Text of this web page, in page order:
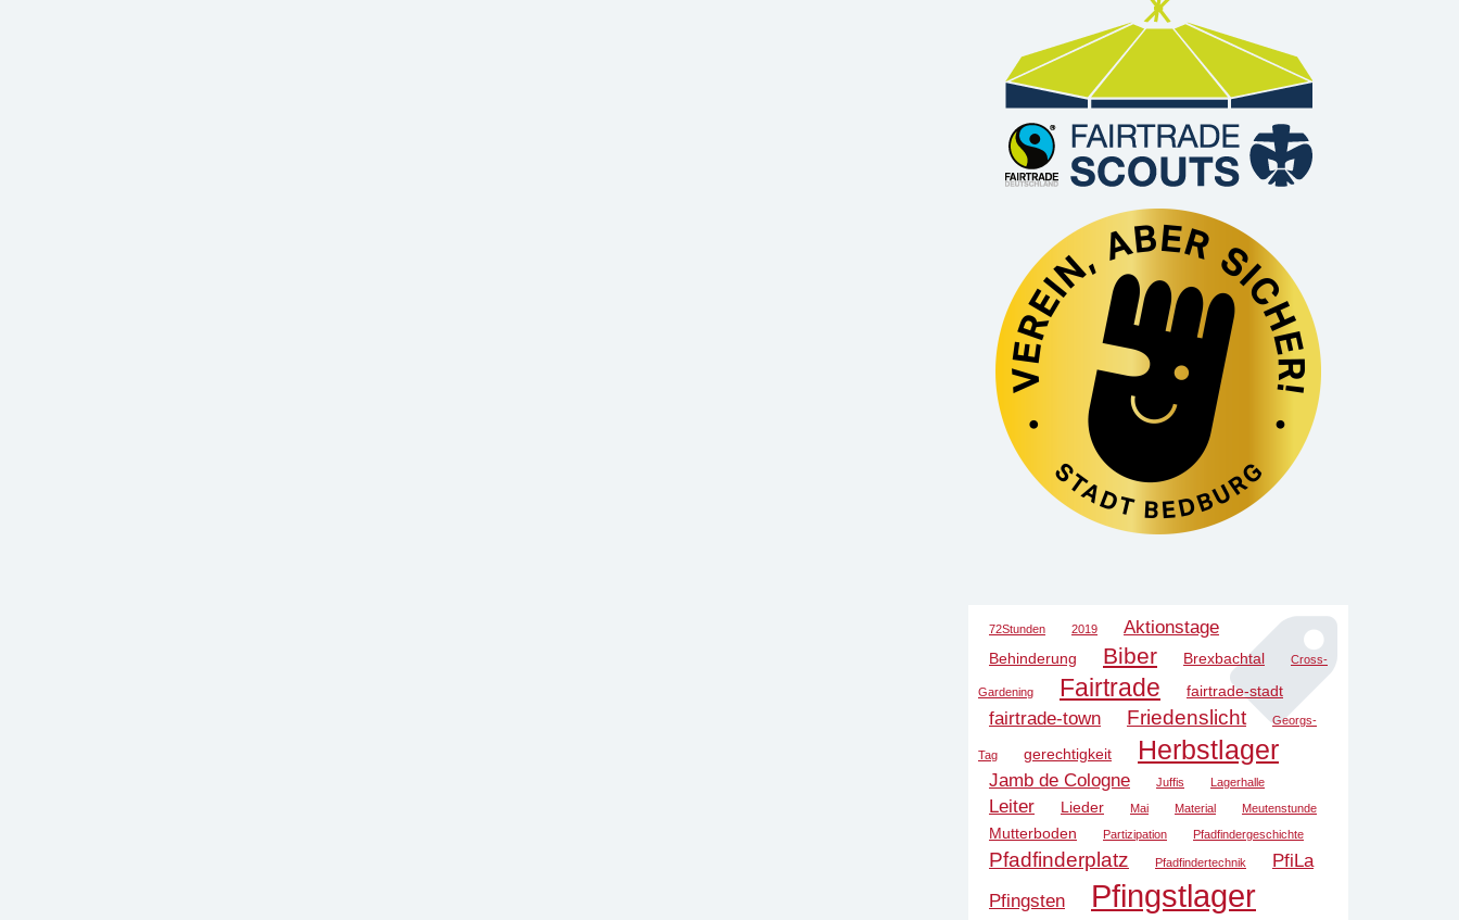
72Stunden 2019 Aktionstage
Behinderung Biber Brexbachtal Cross-
Gardening Fairtrade fairtrade-stadt
fairtrade-town Friedenslicht Georgs-
Tag gerechtigkeit Herbstlager
Jamb de Cologne Juffis Lagerhalle
Leiter Lieder Mai Material Meutenstunde
Mutterboden Partizipation Pfadfindergeschichte
Pfadfinderplatz Pfadfindertechnik
PfiLa
Pfingsten
Pfingstlager